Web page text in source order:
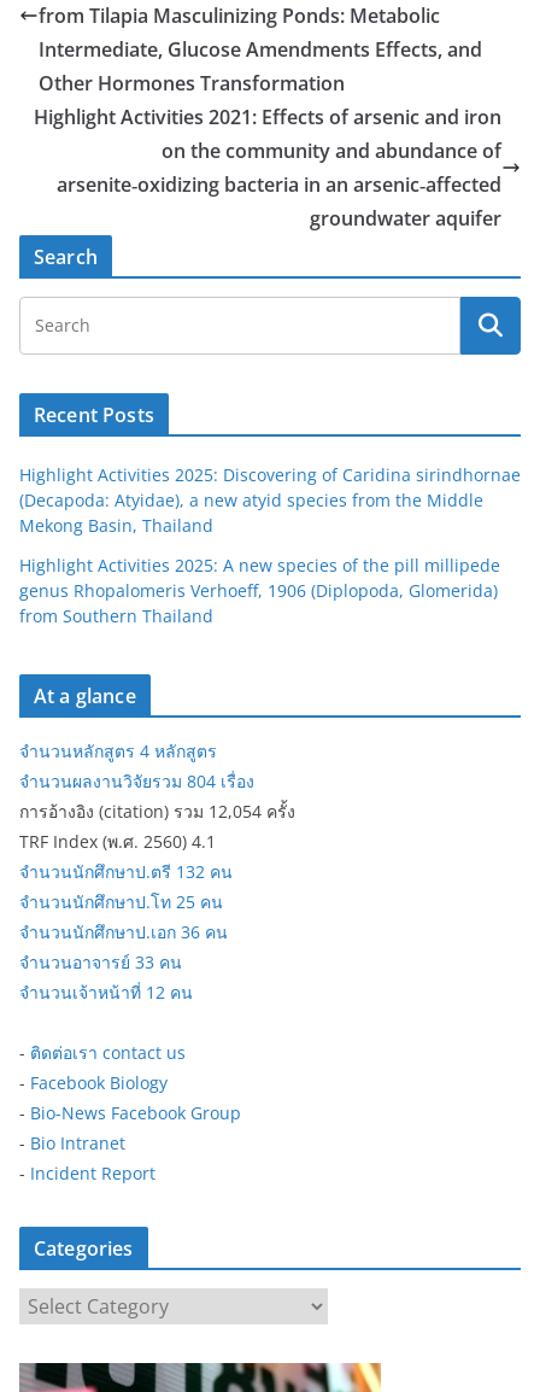
from Tilapia Masculinizing Ponds: Metabolic
Intermediate, Glucose Amendments Effects, and
Other Hormones Transformation
Highlight Activities 2021: Effects of arsenic and iron
on the community and abundance of
arsenite‑oxidizing bacteria in an arsenic‑affected
groundwater aquifer
Search
Recent Posts
Highlight Activities 2025: Discovering of Caridina sirindhornae
(Decapoda: Atyidae), a new atyid species from the Middle
Mekong Basin, Thailand
Highlight Activities 2025: A new species of the pill millipede
genus Rhopalomeris Verhoeff, 1906 (Diplopoda, Glomerida)
from Southern Thailand
At a glance
จำนวนหลักสูตร 4 หลักสูตร
จำนวนผลงานวิจัยรวม 804 เรื่อง
การอ้างอิง (citation) รวม 12,054 ครั้ง
TRF Index (พ.ศ. 2560) 4.1
จำนวนนักศึกษาป.ตรี 132 คน
จำนวนนักศึกษาป.โท 25 คน
จำนวนนักศึกษาป.เอก 36 คน
จำนวนอาจารย์ 33 คน
จำนวนเจ้าหน้าที่ 12 คน
- ติดต่อเรา contact us
- Facebook Biology
- Bio-News Facebook Group
- Bio Intranet
- Incident Report
Categories
t